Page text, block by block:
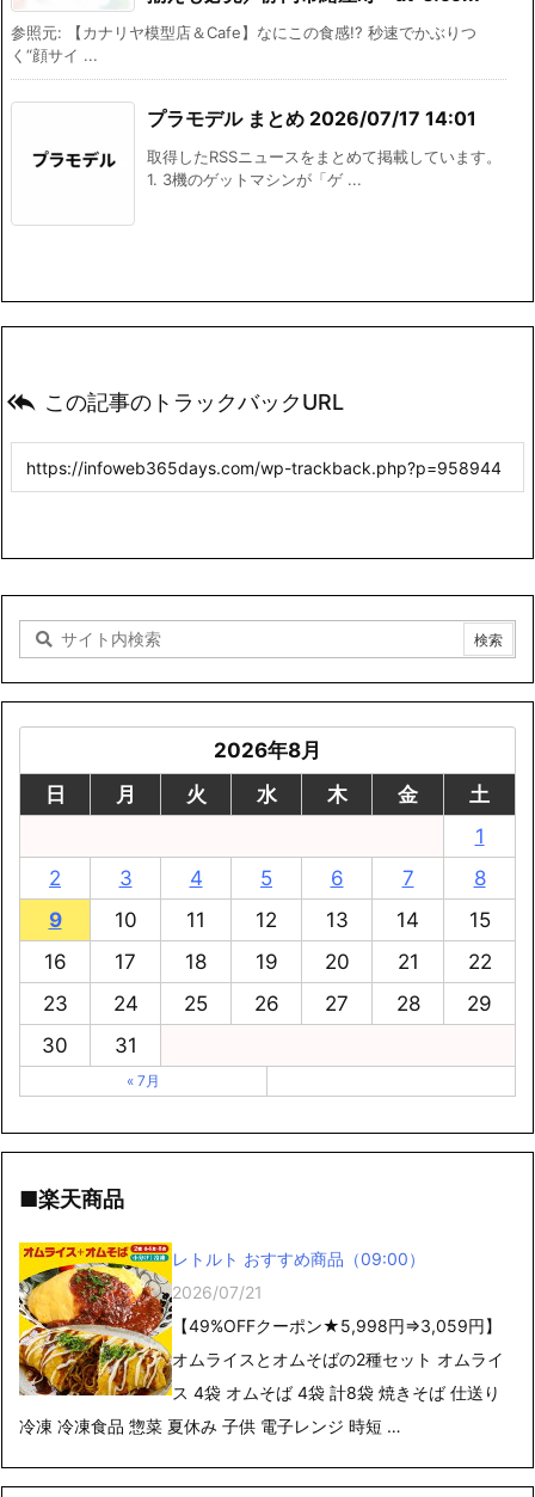
参照元: 【カナリヤ模型店＆Cafe】なにこの食感!? 秒速でかぶりつ
く“顔サイ ...
プラモデル まとめ 2026/07/17 14:01
取得したRSSニュースをまとめて掲載しています。
1. 3機のゲットマシンが「ゲ ...
 この記事のトラックバックURL
2026年8月
日
月 火 水 木 金
土
1
2
3 4 5 6 7
8
9
10 11 12 13 14
15
16
17 18 19 20 21
22
23
24 25 26 27 28
29
30
31
« 7月
■楽天商品
レトルト おすすめ商品（09:00）
2026/07/21
【49%OFFクーポン★5,998円⇒3,059円】
オムライスとオムそばの2種セット オムライ
ス 4袋 オムそば 4袋 計8袋 焼きそば 仕送り
冷凍 冷凍食品 惣菜 夏休み 子供 電子レンジ 時短 …